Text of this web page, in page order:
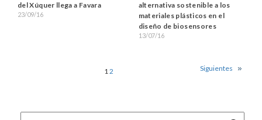
del Xúquer llega a Favara
23/09/16
alternativa sostenible a los
materiales plásticos en el
diseño de biosensores
13/07/16
12 Siguientes